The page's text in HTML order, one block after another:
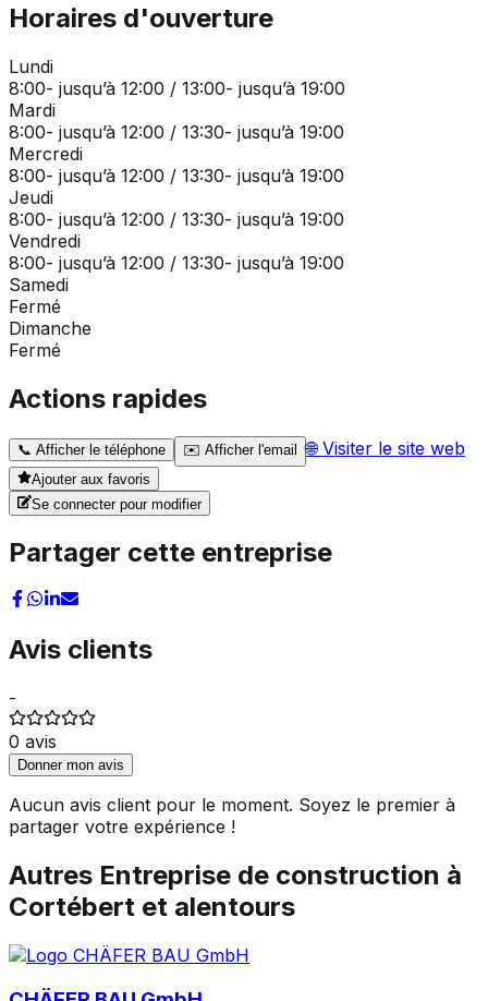
Horaires d'ouverture
Lundi
8:00- jusqu’à 12:00 / 13:00- jusqu’à 19:00
Mardi
8:00- jusqu’à 12:00 / 13:30- jusqu’à 19:00
Mercredi
8:00- jusqu’à 12:00 / 13:30- jusqu’à 19:00
Jeudi
8:00- jusqu’à 12:00 / 13:30- jusqu’à 19:00
Vendredi
8:00- jusqu’à 12:00 / 13:30- jusqu’à 19:00
Samedi
Fermé
Dimanche
Fermé
Actions rapides
📞 Afficher le téléphone ✉️ Afficher l'email 🌐Visiter le site web
Ajouter aux favoris
Se connecter pour modifier
Partager cette entreprise
Avis clients
-
0 avis
Donner mon avis
Aucun avis client pour le moment. Soyez le premier à
partager votre expérience !
Autres Entreprise de construction à
Cortébert et alentours